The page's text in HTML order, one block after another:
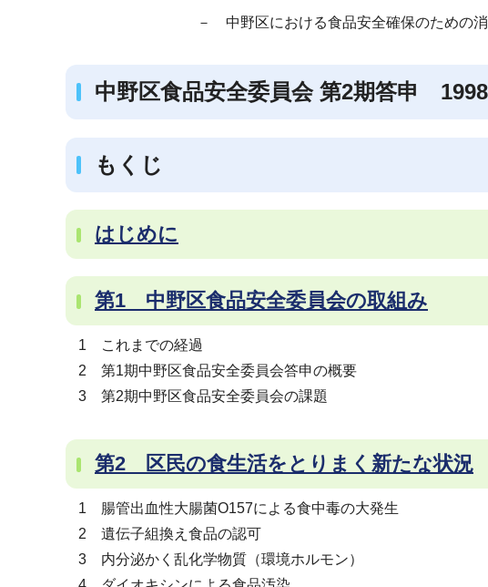
－ 中野区における食品安全確保のための
中野区食品安全委員会 第2期答申 1998
もくじ
はじめに
第1 中野区食品安全委員会の取組み
1 これまでの経過
2 第1期中野区食品安全委員会答申の概要
3 第2期中野区食品安全委員会の課題
第2 区民の食生活をとりまく新たな状況
1 腸管出血性大腸菌O157による食中毒の大発生
2 遺伝子組換え食品の認可
3 内分泌かく乱化学物質（環境ホルモン）
ゲ
ー
ョ
こ
こ
か
ら